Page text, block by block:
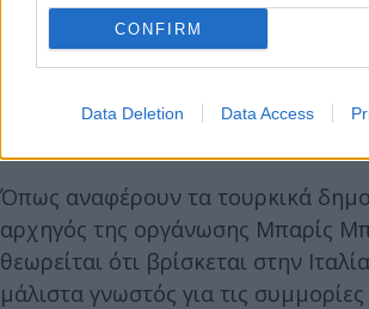
CONFIRM
Data Deletion Data Access
Όπως αναφέρουν τα τουρκικά
αρχηγός της οργάνωσης Μπαρίς
θεωρείται ότι βρίσκεται στην
μάλιστα γνωστός για τις